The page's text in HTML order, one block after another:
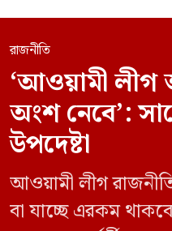
রাজনীতি
‘আওয়ামী লীগ
অংশ নেবে’:
উপদেষ্টা
আওয়ামী লীগ
বা যাচ্ছে এরকম